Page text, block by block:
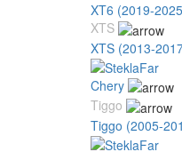
XT6 (2019-
XTS
XTS (2013-
Chery
Tiggo
Tiggo (2005-